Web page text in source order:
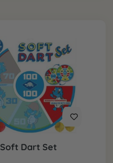
Soft Dart Set